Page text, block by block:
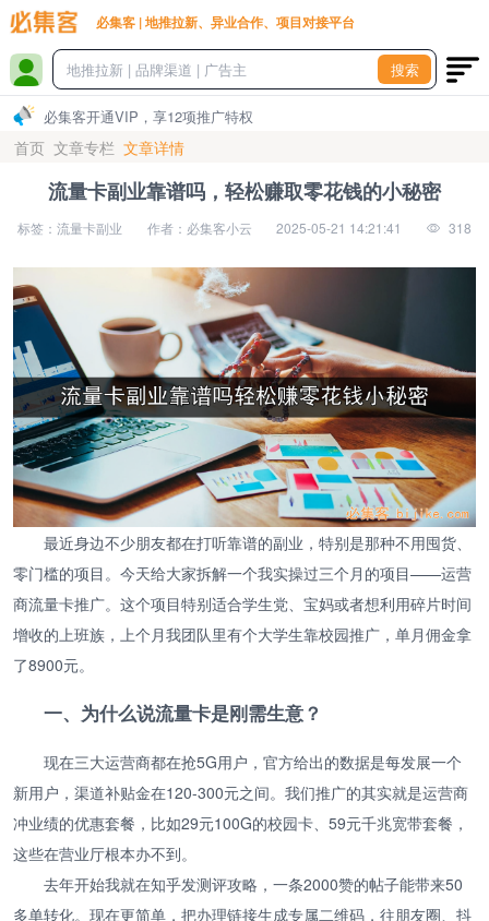
必集客 | 地推拉新、异业合作、项目对接平台
搜索
必集客开通VIP，享12项推广特权
首页 文章专栏 文章详情
流量卡副业靠谱吗，轻松赚取零花钱的小秘密
标签：流量卡副业 作者：必集客小云 2025-05-21 14:21:41 318
最近身边不少朋友都在打听靠谱的副业，特别是那种不用囤货、
零门槛的项目。今天给大家拆解一个我实操过三个月的项目——运营
商流量卡推广。这个项目特别适合学生党、宝妈或者想利用碎片时间
增收的上班族，上个月我团队里有个大学生靠校园推广，单月佣金拿
了8900元。
一、为什么说流量卡是刚需生意？
现在三大运营商都在抢5G用户，官方给出的数据是每发展一个
新用户，渠道补贴金在120-300元之间。我们推广的其实就是运营商
冲业绩的优惠套餐，比如29元100G的校园卡、59元千兆宽带套餐，
这些在营业厅根本办不到。
去年开始我就在知乎发测评攻略，一条2000赞的帖子能带来50
多单转化。现在更简单，把办理链接生成专属二维码，往朋友圈、抖